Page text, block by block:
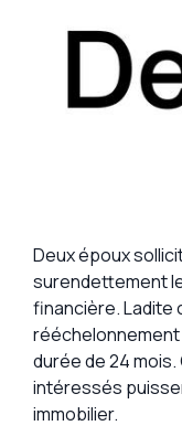
Deux époux
surendettement
financière. Ladite
durée de 24
intéressés
immobilier.